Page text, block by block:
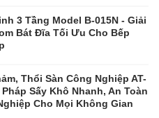
3 Tầng Model B-015N - Giải
Bát Đĩa Tối Ưu Cho Bếp
Thổi Sàn Công Nghiệp AT-
Pháp Sấy Khô Nhanh, An Toàn
Cho Mọi Không Gian